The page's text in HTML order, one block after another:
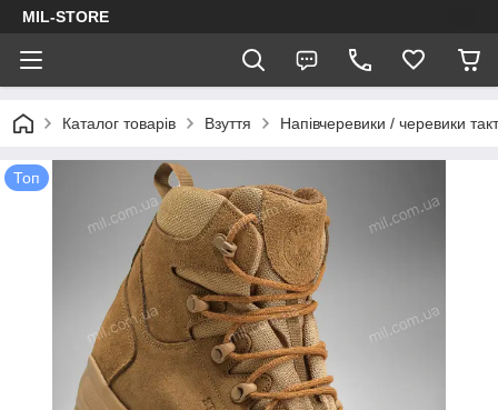
MIL-STORE
Каталог товарів Взуття Напівчеревики / черевики
Топ